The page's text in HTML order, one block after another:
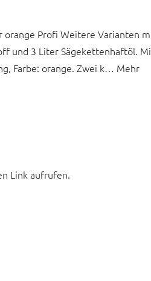
Profi Weitere Varianten
und 3 Liter Sägekettenhaftöl.
Farbe: orange. Zwei k… Mehr
Link aufrufen.